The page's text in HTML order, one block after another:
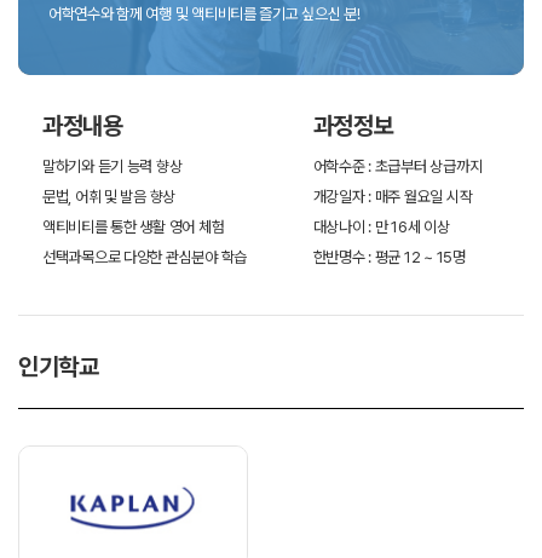
어학연수와 함께 여행 및 액티비티를 즐기고 싶으신 분!
과정내용
말하기와 듣기 능력 향상
문법, 어휘 및 발음 향상
액티비티를 통한 생활 영어 체험
선택과목으로 다양한 관심분야 학습
과정정보
어학수준 : 초급부터 상급까지
개강일자 : 매주 월요일 시작
대상나이 : 만 16세 이상
한반명수 : 평균 12 ~ 15명
인기학교